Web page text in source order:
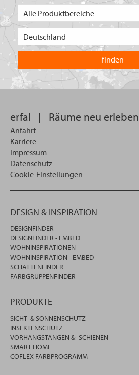
in
welchem
Land
Sie
suchen
erfal | Räume neu erleben
Anfahrt
Karriere
Impressum
Datenschutz
Cookie-Einstellungen
DESIGN & INSPIRATION
DESIGNFINDER
DESIGNFINDER - EMBED
WOHNINSPIRATIONEN
WOHNINSPIRATION - EMBED
SCHATTENFINDER
FARBGRUPPENFINDER
PRODUKTE
SICHT- & SONNENSCHUTZ
INSEKTENSCHUTZ
VORHANGSTANGEN & -SCHIENEN
SMART HOME
COFLEX FARBPROGRAMM